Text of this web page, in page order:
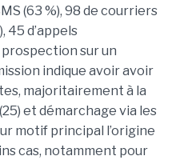
(63 %), 98 de courriers
45 d’appels
sur un
indique avoir avoir
majoritairement à la
et démarchage via les
motif principal l’origine
cas, notamment pour